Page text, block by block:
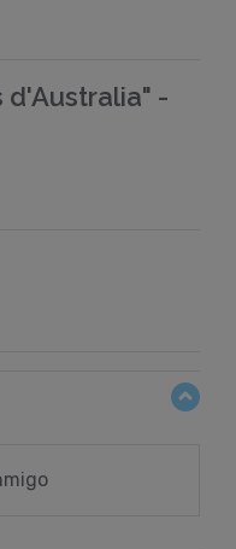
d'Australia" -